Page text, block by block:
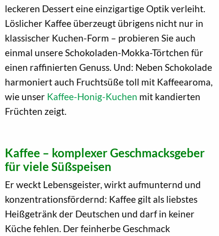
leckeren Dessert eine einzigartige Optik verleiht.
Löslicher Kaffee überzeugt übrigens nicht nur in
klassischer Kuchen-Form – probieren Sie auch
einmal unsere Schokoladen-Mokka-Törtchen für
einen raffinierten Genuss. Und: Neben Schokolade
harmoniert auch Fruchtsüße toll mit Kaffeearoma,
wie unser Kaffee-Honig-Kuchen mit kandierten
Früchten zeigt.
Kaffee – komplexer Geschmacksgeber
für viele Süßspeisen
Er weckt Lebensgeister, wirkt aufmunternd und
konzentrationsfördernd: Kaffee gilt als liebstes
Heißgetränk der Deutschen und darf in keiner
Küche fehlen. Der feinherbe Geschmack